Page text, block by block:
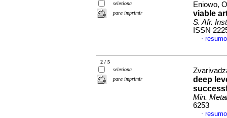
seleciona
para imprimir
Eniowo,
viable
S. Afr.
ISSN
·
2 / 5
seleciona
para imprimir
deep
Min.
6253
·